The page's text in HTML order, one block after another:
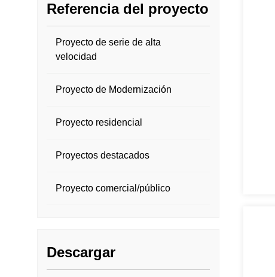
Referencia del proyecto
Proyecto de serie de alta
velocidad
Proyecto de Modernización
Proyecto residencial
Proyectos destacados
Proyecto comercial/público
Descargar